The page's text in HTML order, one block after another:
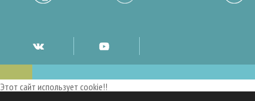
Этот сайт использует cookie!!